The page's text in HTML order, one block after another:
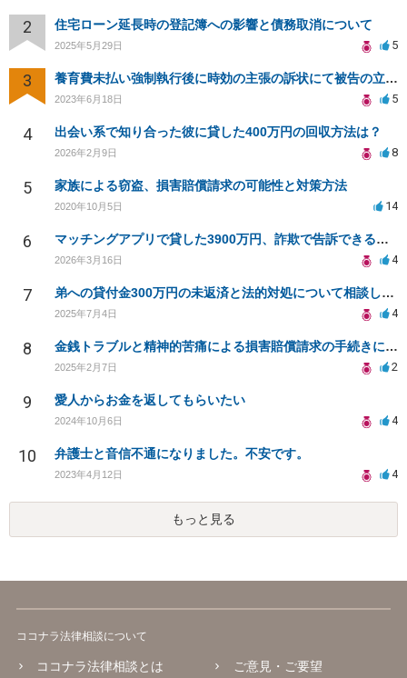
2 住宅ローン延長時の登記簿への影響と債務取消について
2025年5月29日 5
3 養育費未払い強制執行後に時効の主張の訴状にて被告の立場です。東京裁判所対応可能弁護人を探しております
2023年6月18日 5
4 出会い系で知り合った彼に貸した400万円の回収方法は？
2026年2月9日 8
5 家族による窃盗、損害賠償請求の可能性と対策方法
2020年10月5日 14
6 マッチングアプリで貸した3900万円、詐欺で告訴できるか？
2026年3月16日 4
7 弟への貸付金300万円の未返済と法的対処について相談したい
2025年7月4日 4
8 金銭トラブルと精神的苦痛による損害賠償請求の手続きについて
2025年2月7日 2
9 愛人からお金を返してもらいたい
2024年10月6日 4
10 弁護士と音信不通になりました。不安です。
2023年4月12日 4
もっと見る
ココナラ法律相談について
ココナラ法律相談とは ご意見・ご要望